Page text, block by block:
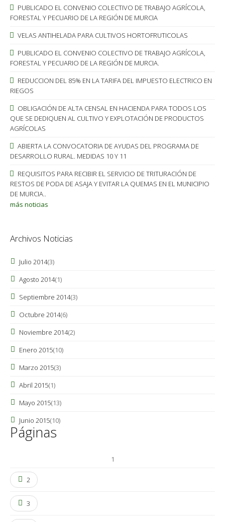
PUBLICADO EL CONVENIO COLECTIVO DE TRABAJO AGRÍCOLA,
FORESTAL Y PECUARIO DE LA REGIÓN DE MURCIA
VELAS ANTIHELADA PARA CULTIVOS HORTOFRUTICOLAS
PUBLICADO EL CONVENIO COLECTIVO DE TRABAJO AGRÍCOLA,
FORESTAL Y PECUARIO DE LA REGIÓN DE MURCIA.
REDUCCION DEL 85% EN LA TARIFA DEL IMPUESTO ELECTRICO EN
RIEGOS
OBLIGACIÓN DE ALTA CENSAL EN HACIENDA PARA TODOS LOS
QUE SE DEDIQUEN AL CULTIVO Y EXPLOTACIÓN DE PRODUCTOS
AGRÍCOLAS
ABIERTA LA CONVOCATORIA DE AYUDAS DEL PROGRAMA DE
DESARROLLO RURAL. MEDIDAS 10 Y 11
REQUISITOS PARA RECIBIR EL SERVICIO DE TRITURACIÓN DE
RESTOS DE PODA DE ASAJA Y EVITAR LA QUEMAS EN EL MUNICIPIO
DE MURCIA..
más noticias
Archivos Noticias
Julio 2014(3)
Agosto 2014(1)
Septiembre 2014(3)
Octubre 2014(6)
Noviembre 2014(2)
Enero 2015(10)
Marzo 2015(3)
Abril 2015(1)
Mayo 2015(13)
Junio 2015(10)
Páginas
1
2
3